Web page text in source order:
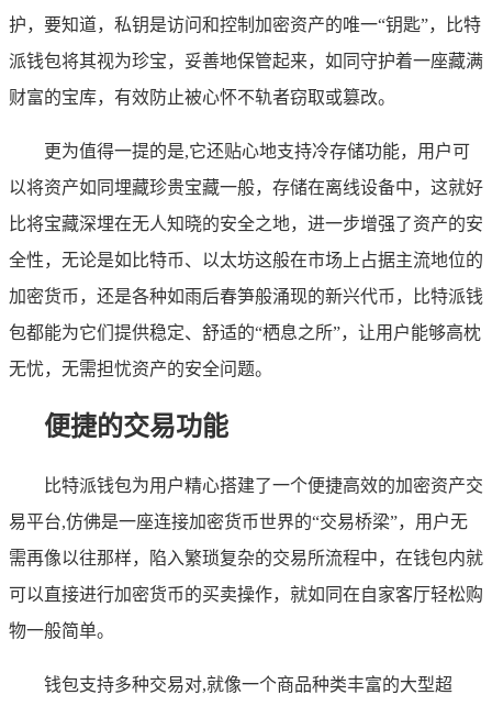
护，要知道，私钥是访问和控制加密资产的唯一“钥匙”，比特
派钱包将其视为珍宝，妥善地保管起来，如同守护着一座藏满
财富的宝库，有效防止被心怀不轨者窃取或篡改。
更为值得一提的是,它还贴心地支持冷存储功能，用户可
以将资产如同埋藏珍贵宝藏一般，存储在离线设备中，这就好
比将宝藏深埋在无人知晓的安全之地，进一步增强了资产的安
全性，无论是如比特币、以太坊这般在市场上占据主流地位的
加密货币，还是各种如雨后春笋般涌现的新兴代币，比特派钱
包都能为它们提供稳定、舒适的“栖息之所”，让用户能够高枕
无忧，无需担忧资产的安全问题。
便捷的交易功能
比特派钱包为用户精心搭建了一个便捷高效的加密资产交
易平台,仿佛是一座连接加密货币世界的“交易桥梁”，用户无
需再像以往那样，陷入繁琐复杂的交易所流程中，在钱包内就
可以直接进行加密货币的买卖操作，就如同在自家客厅轻松购
物一般简单。
钱包支持多种交易对,就像一个商品种类丰富的大型超